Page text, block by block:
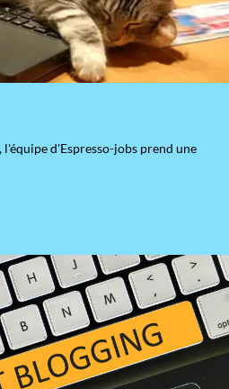
d'Espresso-jobs prend une